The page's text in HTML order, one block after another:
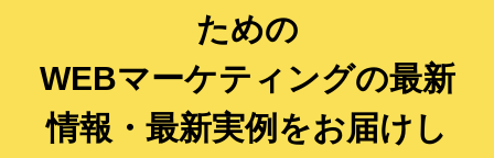
ための
WEBマーケティングの最新
情報・最新実例をお届けし